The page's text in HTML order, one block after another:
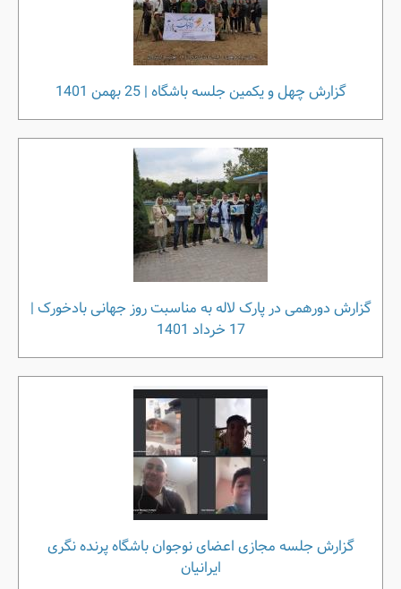
گزارش چهل و یکمین جلسه باشگاه | 25 بهمن 1401
گزارش دورهمی در پارک لاله به مناسبت روز جهانی بادخورک |
17 خرداد 1401
گزارش جلسه مجازی اعضای نوجوان باشگاه پرنده نگری
ایرانیان